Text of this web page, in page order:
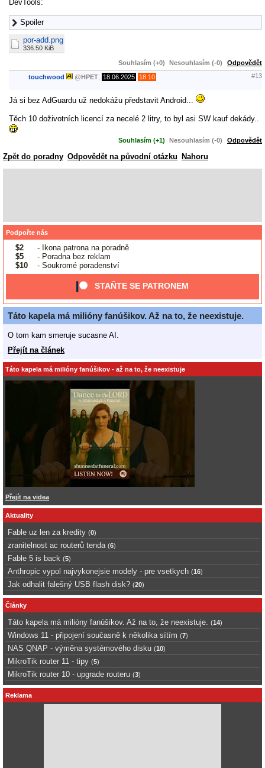
DevTools:
Spoiler
por-add.png
336.50 KiB
Souhlasím (+0) Nesouhlasím (-0) Odpovědět
touchwood @ HPET, 18.06.2025 18:10 #13
Já si bez AdGuardu už nedokážu představit Android...
Těch 10 doživotních licencí za necelé 2 litry, to byl asi SW kauf dekády..
Souhlasím (+1) Nesouhlasím (-0) Odpovědět
Zpět do poradny Odpovědět na původní otázku Nahoru
Podpořte nás
$2
- Ikona patrona na poradně
$5
- Poradna bez reklam
$10
- Soukromé poradenství
STAŇTE SE PATRONEM
Táto kapela má milióny fanúšikov. Až na to, že neexistuje.
O tom kam smeruje sucasne AI.
Přejít na článek
Táto kapela má milióny fanúšikov - až na to, že neexistuje
Přejít na videa
Aktuality
Fable uz len za kredity (0)
zranitelnost ac routerů tenda (6)
Fable 5 is back (5)
Anthropic vypol najvykonejsie modely - pre vsetkych (16)
Jak odhalit falešný USB flash disk? (20)
Články
Táto kapela má milióny fanúšikov. Až na to, že neexistuje. (14)
Windows 11 - připojení současně k několika sítím (7)
NAS QNAP - výměna systémového disku (10)
MikroTik router 11 - tipy (5)
MikroTik router 10 - upgrade routeru (3)
Reklama